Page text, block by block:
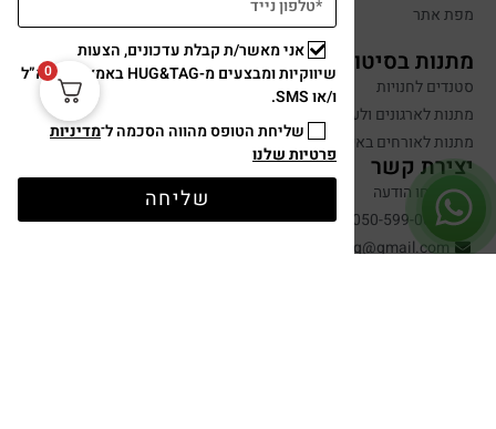
מפת אתר
מתנות בסיטונאות
סטנדים לחנויות
מתנות לארגונים ולעובדים
מתנות לאורחים באירועים
יצירת קשר
שלחו הודעה
050-599-0088
hugandtag@gmail.com
0
אני מאשר/ת קבלת עדכונים, הצעות
שיווקיות ומבצעים מ-HUG&TAG באמצעות דוא”ל
ו/או SMS.
שליחת הטופס מהווה הסכמה ל־מדיניות
פרטיות שלנו
שליחה